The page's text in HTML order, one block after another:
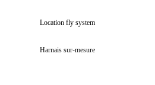
Location fly system
Harnais sur-mesure